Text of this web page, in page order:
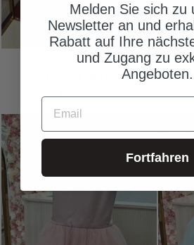
FLOWERGIRL
GLITTER WHITE
Melden Sie sich zu
Newsletter an und
Rabatt auf Ihre
und Zugang zu
Angeboten.
EMAIL
Fortfahren